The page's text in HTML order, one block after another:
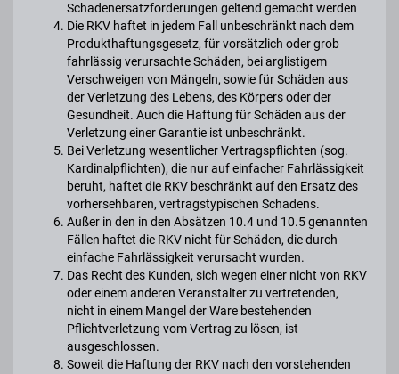
Schadenersatzforderungen geltend gemacht werden
Die RKV haftet in jedem Fall unbeschränkt nach dem
Produkthaftungsgesetz, für vorsätzlich oder grob
fahrlässig verursachte Schäden, bei arglistigem
Verschweigen von Mängeln, sowie für Schäden aus
der Verletzung des Lebens, des Körpers oder der
Gesundheit. Auch die Haftung für Schäden aus der
Verletzung einer Garantie ist unbeschränkt.
Bei Verletzung wesentlicher Vertragspflichten (sog.
Kardinalpflichten), die nur auf einfacher Fahrlässigkeit
beruht, haftet die RKV beschränkt auf den Ersatz des
vorhersehbaren, vertragstypischen Schadens.
Außer in den in den Absätzen 10.4 und 10.5 genannten
Fällen haftet die RKV nicht für Schäden, die durch
einfache Fahrlässigkeit verursacht wurden.
Das Recht des Kunden, sich wegen einer nicht von RKV
oder einem anderen Veranstalter zu vertretenden,
nicht in einem Mangel der Ware bestehenden
Pflichtverletzung vom Vertrag zu lösen, ist
ausgeschlossen.
Soweit die Haftung der RKV nach den vorstehenden